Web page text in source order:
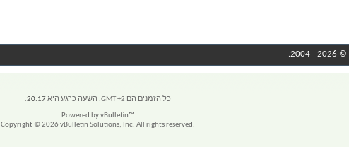
© 2026 - 2004.
כל הזמנים הם GMT +2. השעה כרגע היא 20:17
.
Powered by vBulletin™
Copyright © 2026 vBulletin Solutions, Inc. All rights reserved.